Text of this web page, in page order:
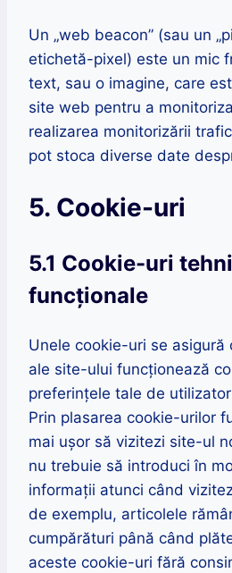
Un „web beacon” (sau un
etichetă-pixel) este un mic
text, sau o imagine, care
site web pentru a
realizarea monitorizării
pot stoca diverse date
5. Cookie-uri
5.1 Cookie-uri
funcționale
Unele cookie-uri se asigură
ale site-ului funcționează
preferințele tale de
Prin plasarea cookie-urilor
mai ușor să vizitezi site-ul
nu trebuie să introduci în
informații atunci când
de exemplu, articolele
cumpărături până când
aceste cookie-uri fără